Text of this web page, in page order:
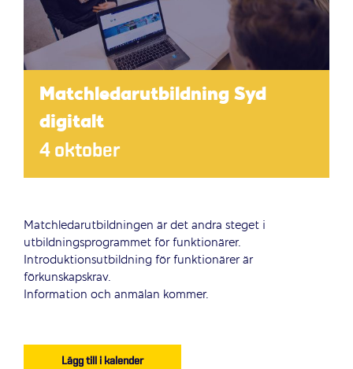
Matchledarutbildning Syd
digitalt
4 oktober
Matchledarutbildningen är det andra steget i
utbildningsprogrammet för funktionärer.
Introduktionsutbildning för funktionärer är
förkunskapskrav.
Information och anmälan kommer.
Lägg till i kalender